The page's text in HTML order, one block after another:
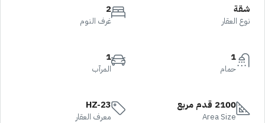
شقة
نوع العقار
2
غرف النوم
1
حمام
1
المرآب
2100 قدم مربع
Area Size
HZ-23
معرف العقار